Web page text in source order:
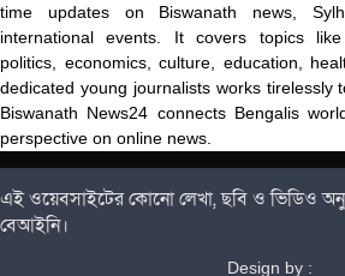
time updates on Biswanath news,
international events. It covers topics like
politics, economics, culture, education,
dedicated young journalists works tirelessly
Biswanath News24 connects Bengalis
perspective on online news.
এই ওয়েবসাইটের কোনো লেখা, ছবি ও ভিডিও
বেআইনি।
Design by :